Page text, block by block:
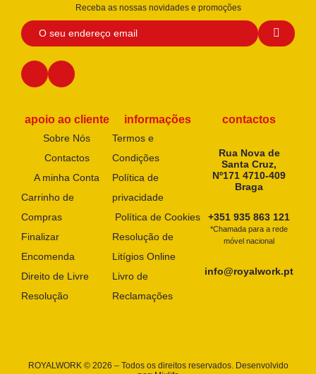
Receba as nossas novidades e promoções
apoio ao cliente
Sobre Nós
Contactos
A minha Conta
Carrinho de
Compras
Finalizar
Encomenda
Direito de Livre
Resolução
informações
Termos e
Condições
Política de
privacidade
Política de Cookies
Resolução de
Litígios Online
Livro de
Reclamações
contactos
Rua Nova de
Santa Cruz,
Nº171 4710-409
Braga
+351 935 863 121
*Chamada para a rede
móvel nacional
info@royalwork.pt
ROYALWORK © 2026 – Todos os direitos reservados. Desenvolvido